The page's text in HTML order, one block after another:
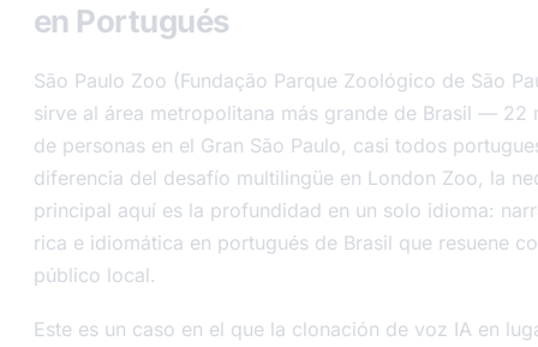
en Portugués
São Paulo Zoo (Fundação Parque Zoológico de São
sirve al área metropolitana más grande de Brasil — 22
de personas en el Gran São Paulo, casi todos
diferencia del desafío multilingüe en London Zoo, la
principal aquí es la profundidad en un solo idioma:
rica e idiomática en portugués de Brasil que resuene
público local.
Este es un caso en el que la clonación de voz IA en